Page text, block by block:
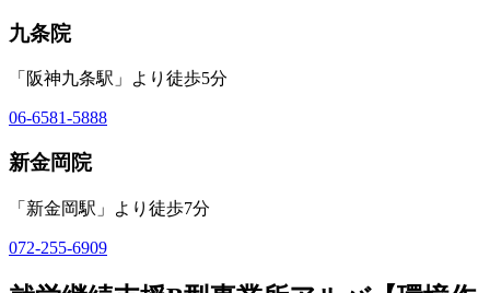
九条院
「阪神九条駅」より徒歩5分
06-6581-5888
新金岡院
「新金岡駅」より徒歩7分
072-255-6909